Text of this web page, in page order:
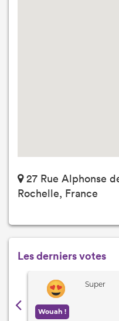
27 Rue Alphonse
Rochelle, France
Les derniers votes
Wouah !
Super